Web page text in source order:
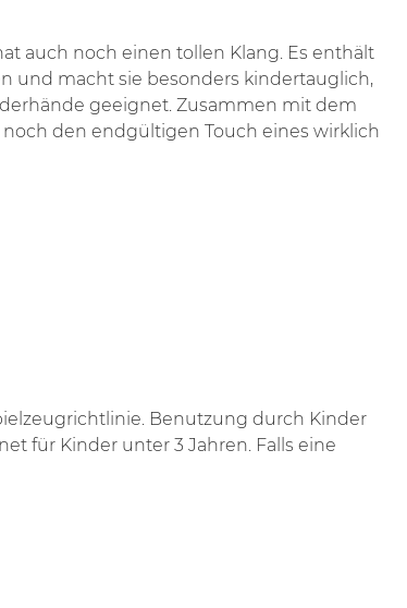
auch noch einen tollen Klang. Es enthält
und macht sie besonders kindertauglich,
geeignet. Zusammen mit dem
den endgültigen Touch eines wirklich
Benutzung durch Kinder
für Kinder unter 3 Jahren. Falls eine